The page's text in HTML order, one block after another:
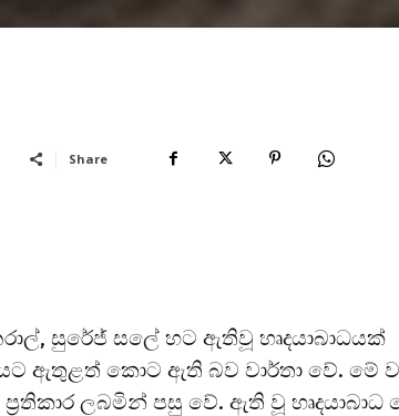
Share
සුරේජ් සලේ හට ඇතිවූ හෘදයාබාධයක්
ඇතුළත් කොට ඇති බව වාර්තා වේ. මේ
ලබමින් පසු වේ. ඇති වූ හෘදයාබාධ